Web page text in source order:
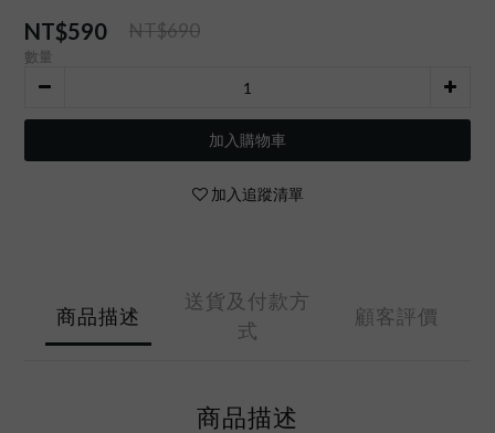
NT$590 NT$690
數量
加入購物車
加入追蹤清單
商品描述
送貨及付款方
式
顧客評價
商品描述